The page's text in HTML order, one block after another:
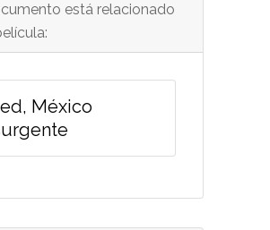
está relacionado
México